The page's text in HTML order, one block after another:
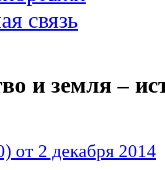
связь
и земля –
от 2 декабря 2014